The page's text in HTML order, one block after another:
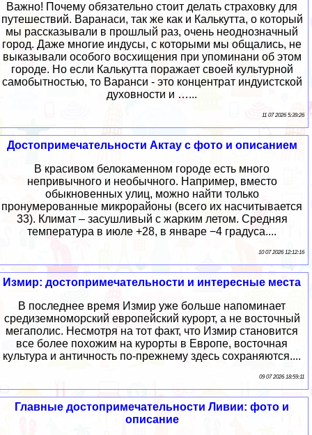
Важно! Почему обязательно стоит делать страховку для
путешествий. Варанаси, так же как и Калькутта, о который
мы рассказывали в прошлый раз, очень неоднозначный
город. Даже многие индусы, с которыми мы общались, не
выказывали особого восхищения при упоминани об этом
городе. Но если Калькутта поражает своей культурной
самобытностью, то Варанси - это концентрат индуистской
духовности и …...
11 07 2026 5:39:26
Достопримечательности Актау с фото и описанием
В красивом белокаменном городе есть много
непривычного и необычного. Например, вместо
обыкновенных улиц, можно найти только
пронумерованные микрорайоны (всего их насчитывается
33). Климат – засушливый с жарким летом. Средняя
температура в июле +28, в январе −4 градуса....
10 07 2026 12:12:16
Измир: достопримечательности и интересные места
В последнее время Измир уже больше напоминает
средиземноморский европейский курорт, а не восточный
мегаполис. Несмотря на тот факт, что Измир становится
все более похожим на курорты в Европе, восточная
культура и античность по-прежнему здесь сохраняются....
09 07 2026 18:59:11
Главные достопримечательности Ливии: фото и
описание